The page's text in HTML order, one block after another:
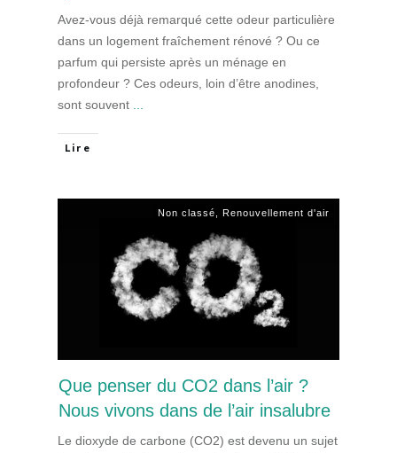
Avez-vous déjà remarqué cette odeur particulière
dans un logement fraîchement rénové ? Ou ce
parfum qui persiste après un ménage en
profondeur ? Ces odeurs, loin d’être anodines,
sont souvent
Lire
Non classé Renouvellement d'air
Que penser du CO2 dans l’air ?
Nous vivons dans de l’air insalubre
Le dioxyde de carbone (CO2) est devenu un sujet